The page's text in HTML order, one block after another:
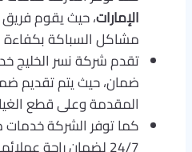
الإمارات، حيث يقوم
مشاكل السباكة بكفاءة
تقدم شركة نسر الخليج
ضمان، حيث يتم تقديم
المقدمة وعلى قطع
كما توفر الشركة